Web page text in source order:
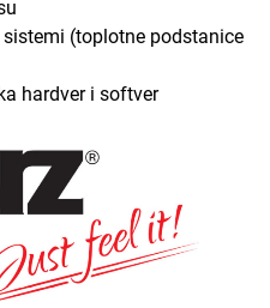
(toplotne podstanice
hardver i softver